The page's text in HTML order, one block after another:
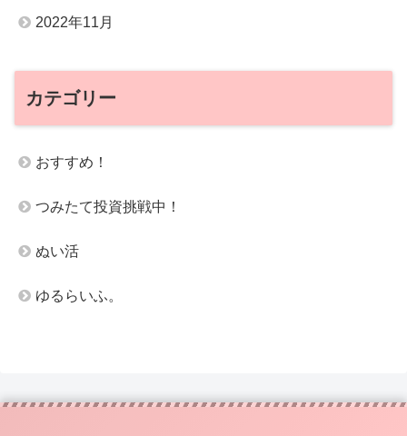
2022年11月
カテゴリー
おすすめ！
つみたて投資挑戦中！
ぬい活
ゆるらいふ。